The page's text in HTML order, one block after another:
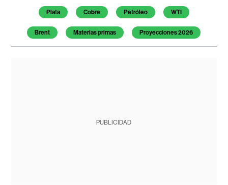
Plata Cobre Petróleo WTI
Brent Materias primas Proyecciones 2026
PUBLICIDAD